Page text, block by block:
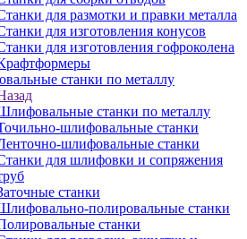
для размотки и правки металла
для изготовления конусов
для изготовления гофроколена
станки по металлу
станки по металлу
шлифовальные станки
шлифовальные станки
для шлифовки и сопряжения
станки
полировальные станки
станки